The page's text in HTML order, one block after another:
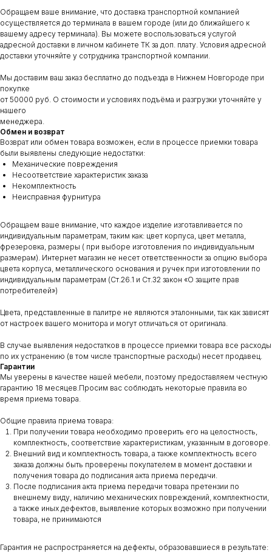
Обращаем ваше внимание, что доставка транспортной компанией
осуществляется до терминала в вашем городе (или до ближайшего к
вашему адресу терминала). Вы можете воспользоваться услугой
адресной доставки в личном кабинете ТК за доп. плату. Условия адресной
доставки уточняйте у сотрудника транспортной компании.
Мы доставим ваш заказ бесплатно до подъезда в Нижнем Новгороде при
покупке
от 50000 руб. О стоимости и условиях подъёма и разгрузки уточняйте у
нашего
менеджера.
Обмен и возврат
Возврат или обмен товара возможен, если в процессе приемки товара
были выявлены следующие недостатки:
Механические повреждения
Несоответствие характеристик заказа
Некомплектность
Неисправная фурнитура
Обращаем ваше внимание, что каждое изделие изготавливается по
индивидуальным параметрам, таким как: цвет корпуса, цвет металла,
фрезеровка, размеры ( при выборе изготовления по индивидуальным
размерам). Интернет магазин не несет ответственности за опцию выбора
цвета корпуса, металлического основания и ручек при изготовлении по
индивидуальным параметрам (Ст.26.1 и Ст.32 закон «О защите прав
потребителей»)
Цвета, представленные в палитре не являются эталонными, так как зависят
от настроек вашего монитора и могут отличаться от оригинала.
В случае выявления недостатков в процессе приемки товара все расходы
по их устранению (в том числе транспортные расходы) несет продавец.
Гарантии
Мы уверены в качестве нашей мебели, поэтому предоставляем честную
гарантию 18 месяцев.Просим вас соблюдать некоторые правила во
время приема товара.
Общие правила приема товара:
При получении товара необходимо проверить его на целостность,
комплектность, соответствие характеристикам, указанным в договоре.
Внешний вид и комплектность товара, а также комплектность всего
заказа должны быть проверены покупателем в момент доставки и
получения товара до подписания акта приема передачи.
После подписания акта приема передачи товара претензии по
внешнему виду, наличию механических повреждений, комплектности,
а также иных дефектов, выявление которых возможно при получении
товара, не принимаются
Гарантия не распространяется на дефекты, образовавшиеся в результате: